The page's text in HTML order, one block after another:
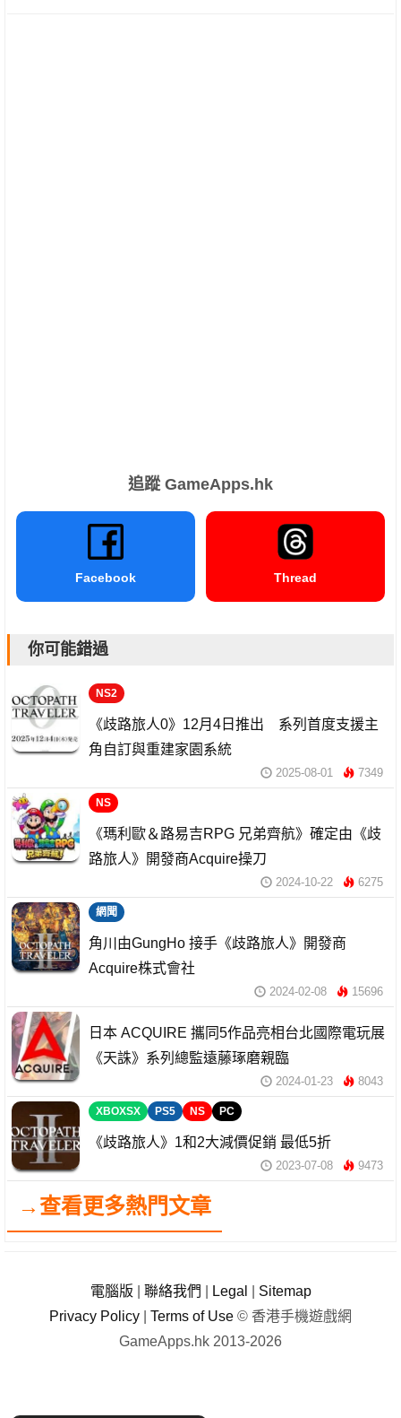
追蹤 GameApps.hk
Facebook Thread
你可能錯過
NS2
《歧路旅人0》12月4日推出 系列首度支援主
角自訂與重建家園系統
2025-08-01 7349
NS
《瑪利歐＆路易吉RPG 兄弟齊航》確定由《歧
路旅人》開發商Acquire操刀
2024-10-22 6275
網聞
角川由GungHo 接手《歧路旅人》開發商
Acquire株式會社
2024-02-08 15696
日本 ACQUIRE 攜同5作品亮相台北國際電玩展
《天誅》系列總監遠藤琢磨親臨
2024-01-23 8043
XBOXSX PS5 NS PC
《歧路旅人》1和2大減價促銷 最低5折
2023-07-08 9473
→查看更多熱門文章
電腦版 聯絡我們 Legal
Sitemap
Privacy Policy
Terms of Use © 香港手機遊戲網
GameApps.hk 2013-2026